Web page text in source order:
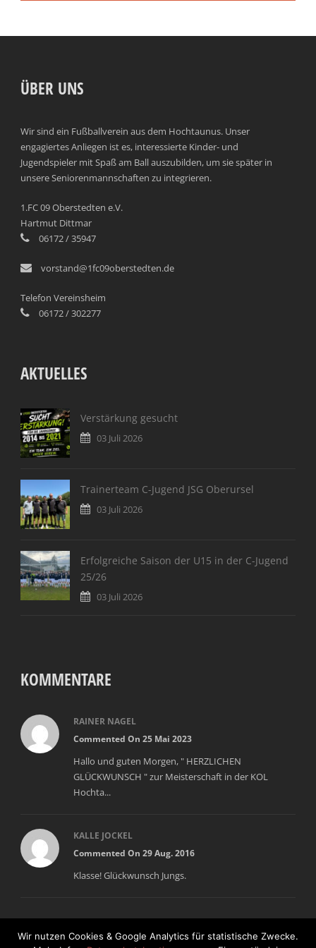
ÜBER UNS
Wir sind ein Fußballverein aus dem Hochtaunus. Unser
engagiertes Anliegen ist es, interessierte Kinder- und
Jugendspieler mit Spaß am Ball auszubilden, um sie später in
unsere Seniorenmannschaften zu integrieren.
1.FC 09 Oberstedten e.V.
Hartmut Dittmar
06172 / 35947
vorstand@1fc09oberstedten.de
Telefon Vereinsheim
06172 / 302277
AKTUELLES
Verstärkung gesucht
03 Juli 2026
Trainerteam C-Jugend JSG Oberursel
03 Juli 2026
Erfolgreiche Saison der U15 in der C-Jugend
25/26
03 Juli 2026
KOMMENTARE
RAINER NAGEL
Commented On 25 Mai 2023
Hallo und guten Morgen, " HERZLICHEN
GLÜCKWUNSCH " zur Meisterschaft in der KOL
Hochta...
KALLE JOCKEL
Commented On 29 Aug. 2016
Klasse! Glückwunsch Jungs.
Wir nutzen Cookies & Google Analytics für statistische Zwecke.